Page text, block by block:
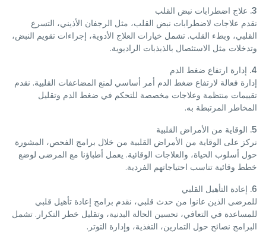
3. علاج اضطرابات نبض القلب
نقدم علاجات لاضطرابات نبض القلب، مثل الرجفان الأذيني، التسرع
القلبي، وبطء القلب. تشمل خيارات العلاج الأدوية، إجراءات تقويم النبض،
وتدخلات مثل الاستئصال بالذبذبات الراديوية.
4. إدارة ارتفاع ضغط الدم
إدارة فعالة لارتفاع ضغط الدم أمر أساسي لمنع المضاعفات القلبية. نقدم
تقييمات منتظمة وعلاجات مخصصة للتحكم في ضغط الدم وتقليل
المخاطر المرتبطة به.
5. الوقاية من الأمراض القلبية
نركز على الوقاية من الأمراض القلبية من خلال برامج الفحص، المشورة
حول أسلوب الحياة، والعلاجات الوقائية. يعمل أطباؤنا مع المرضى لوضع
خطط وقائية تناسب احتياجاتهم الفردية.
6. إعادة التأهيل القلبي
للمرضى الذين عانوا من حدث قلبي، نقدم برامج إعادة تأهيل قلبي
للمساعدة في التعافي، تحسين الحالة البدنية، وتقليل خطر التكرار. تشمل
البرامج نصائح حول التمارين، التغذية، وإدارة التوتر.